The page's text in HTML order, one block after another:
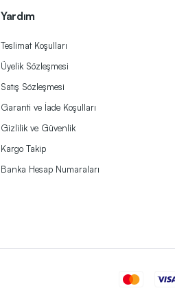
Yardım
Teslimat Koşulları
Üyelik Sözleşmesi
Satış Sözleşmesi
Garanti ve İade Koşulları
Gizlilik ve Güvenlik
Kargo Takip
Banka Hesap Numaraları